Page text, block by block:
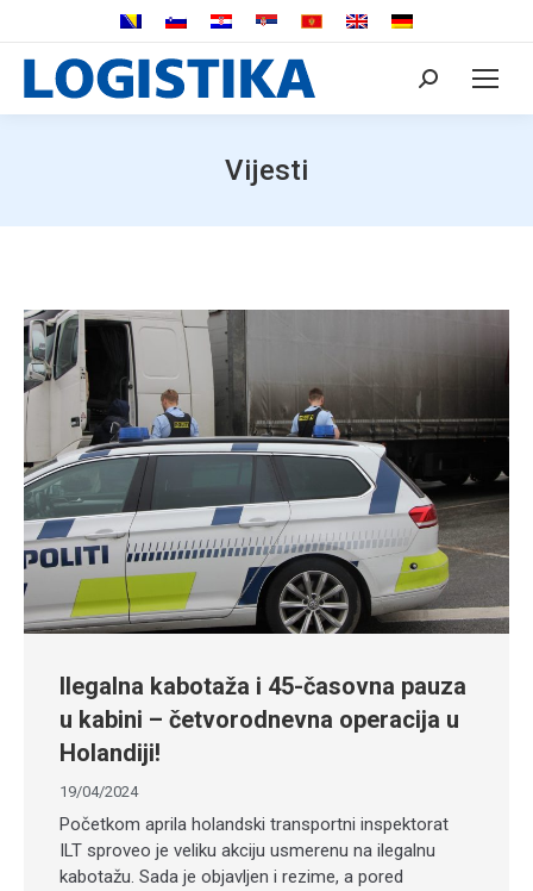
Search:
Vijesti
Ilegalna kabotaža i 45-časovna pauza
u kabini – četvorodnevna operacija u
Holandiji!
19/04/2024
Početkom aprila holandski transportni inspektorat
ILT sproveo je veliku akciju usmerenu na ilegalnu
kabotažu. Sada je objavljen i rezime, a pored